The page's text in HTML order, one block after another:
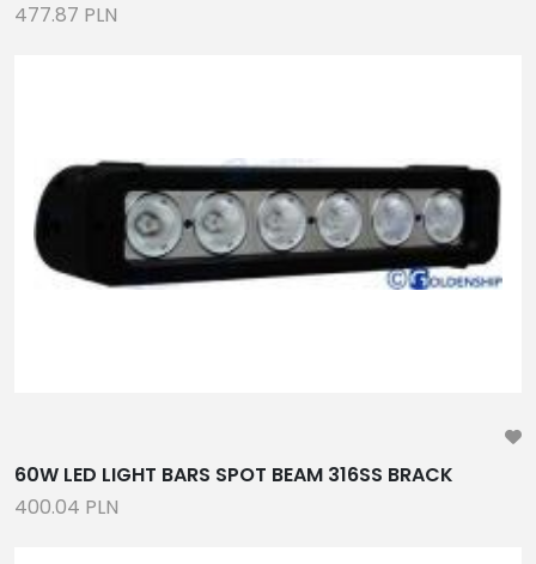
477.87 PLN
60W LED LIGHT BARS SPOT BEAM 316SS BRACK
400.04 PLN